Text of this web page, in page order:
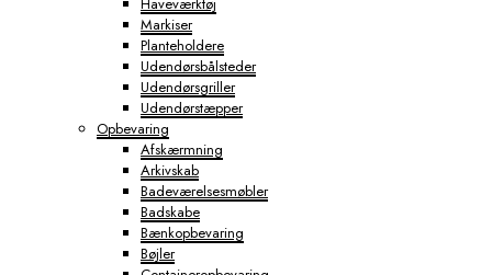
Markiser
Planteholdere
Udendørsbålsteder
Udendørsgriller
Udendørstæpper
Opbevaring
Afskærmning
Arkivskab
Badeværelsesmøbler
Badskabe
Bænkopbevaring
Bøjler